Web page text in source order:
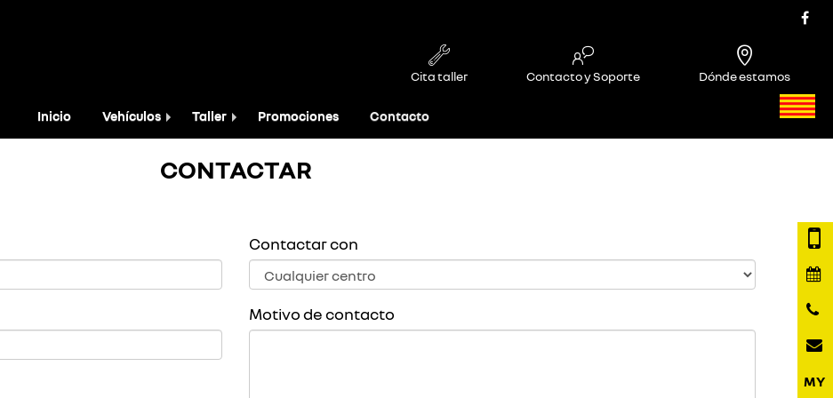
Cita taller Contacto y Soporte Dónde estamos
Inicio Vehículos Taller Promociones Contacto
CONTACTAR
Contactar con
Motivo de contacto